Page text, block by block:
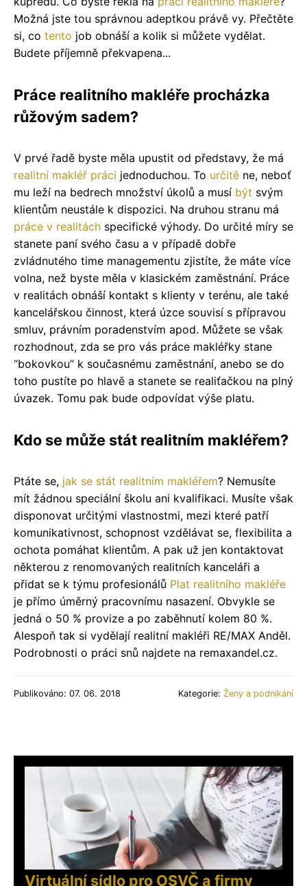
Možná jste tou správnou adeptkou právě vy. Přečtěte
si, co tento job obnáší a kolik si můžete vydělat.
Budete příjemně překvapena...
Práce realitního makléře procházka
růžovým sadem?
V prvé řadě byste měla upustit od představy, že má
realitní makléř práci jednoduchou. To určitě ne, neboť
mu leží na bedrech množství úkolů a musí být svým
klientům neustále k dispozici. Na druhou stranu má
práce v realitách specifické výhody. Do určité míry se
stanete paní svého času a v případě dobře
zvládnutého time managementu zjistíte, že máte více
volna, než byste měla v klasickém zaměstnání. Práce
v realitách obnáší kontakt s klienty v terénu, ale také
kancelářskou činnost, která úzce souvisí s přípravou
smluv, právním poradenstvím apod. Můžete se však
rozhodnout, zda se pro vás práce makléřky stane
“bokovkou” k současnému zaměstnání, anebo se do
toho pustíte po hlavě a stanete se realiťačkou na plný
úvazek. Tomu pak bude odpovídat výše platu.
Kdo se může stát realitním makléřem?
Ptáte se, jak se stát realitním makléřem? Nemusíte
mít žádnou speciální školu ani kvalifikaci. Musíte však
disponovat určitými vlastnostmi, mezi které patří
komunikativnost, schopnost vzdělávat se, flexibilita a
ochota pomáhat klientům. A pak už jen kontaktovat
některou z renomovaných realitních kanceláři a
přidat se k týmu profesionálů Plat realitního makléře
je přímo úměrný pracovnímu nasazení. Obvykle se
jedná o 50 % provize a po zaběhnutí kolem 80 %.
Alespoň tak si vydělají realitní makléři RE/MAX Anděl.
Podrobnosti o práci snů najdete na remaxandel.cz.
Publikováno: 07. 06. 2018 Kategorie: Ženy a podnikání
Virtuální sídlo pro OSVČ a firmy